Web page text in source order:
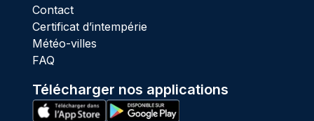
Contact
Certificat d’intempérie
Météo-villes
FAQ
Télécharger nos applications